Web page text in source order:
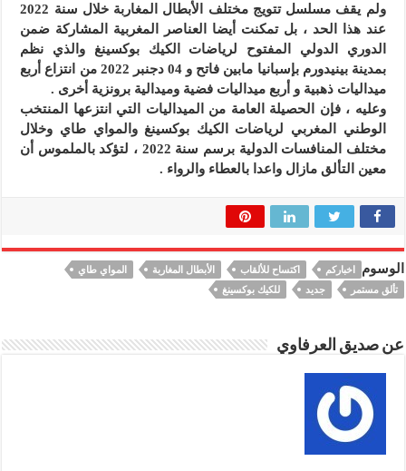
ولم يقف مسلسل تتويج مختلف الأبطال المغاربة خلال سنة 2022
عند هذا الحد ، بل تمكنت أيضا العناصر المغربية المشاركة ضمن
الدوري الدولي المفتوح لرياضات الكيك بوكسينغ والذي نظم
بمدينة بينيدورم بإسبانيا مابين فاتح و 04 دجنبر 2022 من انتزاع أربع
ميداليات ذهبية و أربع ميداليات فضية وميدالية برونزية أخرى .
وعليه ، فإن الحصيلة العامة من الميداليات التي انتزعها المنتخب
الوطني المغربي لرياضات الكيك بوكسينغ والمواي طاي وخلال
مختلف المنافسات الدولية برسم سنة 2022 ، لتؤكد بالملموس أن
معين التألق مازال واعدا بالعطاء والرواء .
الوسوم اخباركم اكتساح للألقاب الأبطال المغاربة
المواي طاي
تألق مستمر
جديد للكيك بوكسينغ
عن صديق العرفاوي